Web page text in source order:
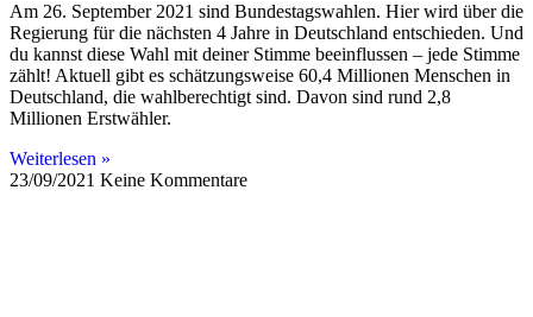
Am 26. September 2021 sind Bundestagswahlen. Hier wird über die
Regierung für die nächsten 4 Jahre in Deutschland entschieden. Und
du kannst diese Wahl mit deiner Stimme beeinflussen – jede Stimme
zählt! Aktuell gibt es schätzungsweise 60,4 Millionen Menschen in
Deutschland, die wahlberechtigt sind. Davon sind rund 2,8
Millionen Erstwähler.
Weiterlesen »
23/09/2021 Keine Kommentare